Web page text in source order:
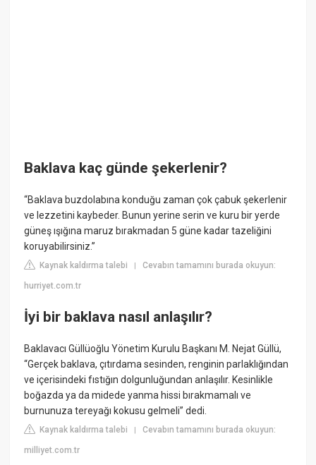
Baklava kaç günde şekerlenir?
“Baklava buzdolabına konduğu zaman çok çabuk şekerlenir
ve lezzetini kaybeder. Bunun yerine serin ve kuru bir yerde
güneş ışığına maruz bırakmadan 5 güne kadar tazeliğini
koruyabilirsiniz.”
Kaynak kaldırma talebi |Cevabın tamamını burada okuyun:
hurriyet.com.tr
İyi bir baklava nasıl anlaşılır?
Baklavacı Güllüoğlu Yönetim Kurulu Başkanı M. Nejat Güllü,
“Gerçek baklava, çıtırdama sesinden, renginin parlaklığından
ve içerisindeki fıstığın dolgunluğundan anlaşılır. Kesinlikle
boğazda ya da midede yanma hissi bırakmamalı ve
burnunuza tereyağı kokusu gelmeli” dedi.
Kaynak kaldırma talebi |Cevabın tamamını burada okuyun:
milliyet.com.tr